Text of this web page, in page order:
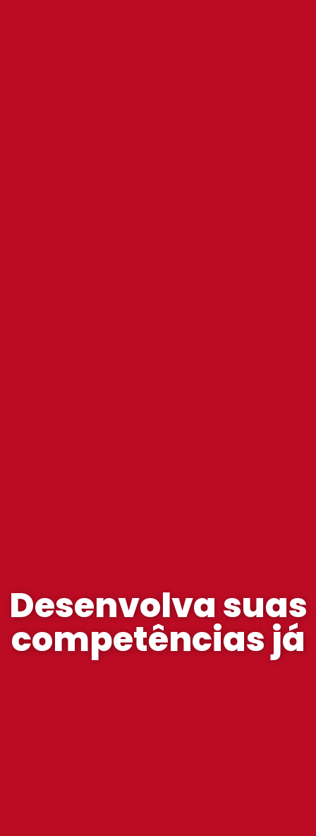
Desenvolva suas
competências já